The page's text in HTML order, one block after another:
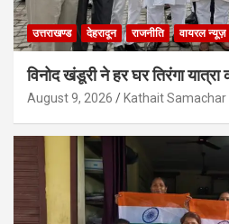
उत्तराखण्ड देहरादून राजनीति वायरल न्यूज़
विनोद खंडूरी ने हर घर तिरंगा यात्रा
August 9, 2026 Kathait Samachar